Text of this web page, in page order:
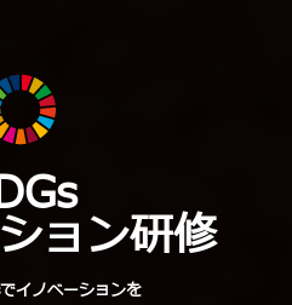
ョン研修
イノベーションを